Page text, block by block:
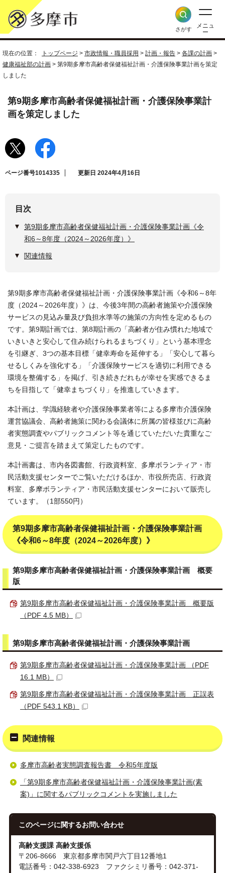
さがす
メニュ
ー
現在の位置： トップページ > 市政情報・職員採用 > 計画・報告 > 各課の計画 >
健康福祉部の計画 > 第9期多摩市高齢者保健福祉計画・介護保険事業計画を策定
しました
第9期多摩市高齢者保健福祉計画・介護保険事業計
画を策定しました
ページ番号1014335 更新日 2024年4月16日
目次
第9期多摩市高齢者保健福祉計画・介護保険事業計画《令
和6～8年度（2024～2026年度）》
関連情報
第9期多摩市高齢者保健福祉計画・介護保険事業計画《令和6～8年
度（2024～2026年度）》は、今後3年間の高齢者施策や介護保険
サービスの見込み量及び負担水準等の施策の方向性を定めるもの
です。第9期計画では、第8期計画の「高齢者が住み慣れた地域で
いきいきと安心して住み続けられるまちづくり」という基本理念
を引継ぎ、3つの基本目標「健幸寿命を延伸する」「安心して暮ら
せるしくみを強化する」「介護保険サービスを適切に利用できる
環境を整備する」を掲げ、引き続きだれもが幸せを実感できるま
ちを目指して「健幸まちづくり」を推進していきます。
本計画は、学識経験者や介護保険事業者等による多摩市介護保険
運営協議会、高齢者施策に関わる会議体に所属の皆様並びに高齢
者実態調査やパブリックコメント等を通じていただいた貴重なご
意見・ご提言を踏まえて策定したものです。
本計画書は、市内各図書館、行政資料室、多摩ボランティア・市
民活動支援センターでご覧いただけるほか、市役所売店、行政資
料室、多摩ボランティア・市民活動支援センターにおいて販売し
ています。（1部550円）
第9期多摩市高齢者保健福祉計画・介護保険事業計画
《令和6～8年度（2024～2026年度）》
第9期多摩市高齢者保健福祉計画・介護保険事業計画 概要
版
第9期多摩市高齢者保健福祉計画・介護保険事業計画 概要版
（PDF 4.5 MB）
第9期多摩市高齢者保健福祉計画・介護保険事業計画
第9期多摩市高齢者保健福祉計画・介護保険事業計画 （PDF
16.1 MB）
第9期多摩市高齢者保健福祉計画・介護保険事業計画 正誤表
（PDF 543.1 KB）
関連情報
多摩市高齢者実態調査報告書 令和5年度版
「第9期多摩市高齢者保健福祉計画・介護保険事業計画(素
案)」に関するパブリックコメントを実施しました
このページに関するお問い合わせ
高齢支援課 高齢支援係
〒206-8666 東京都多摩市関戸六丁目12番地1
電話番号：042-338-6923 ファクシミリ番号：042-371-